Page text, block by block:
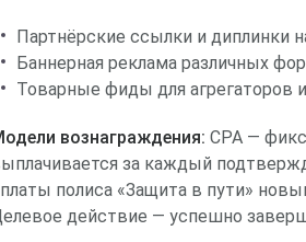
Партнёрские ссылки и диплинки
Баннерная реклама различных
Товарные фиды для агрегаторов
вознаграждения: CPA —
за каждый
полиса «Защита в пути»
действие — успешно